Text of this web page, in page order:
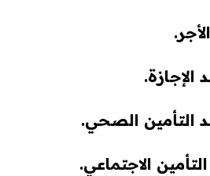
الإجازة.
التأمين الصحي.
الاجتماعي.